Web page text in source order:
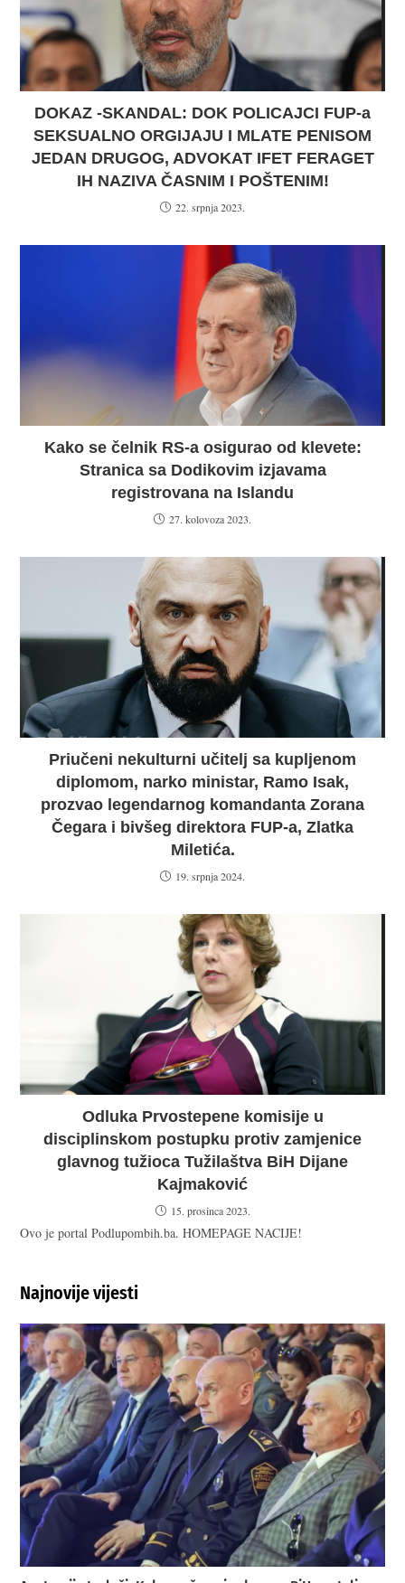
DOKAZ -SKANDAL: DOK POLICAJCI FUP-a
SEKSUALNO ORGIJAJU I MLATE PENISOM
JEDAN DRUGOG, ADVOKAT IFET FERAGET
IH NAZIVA ČASNIM I POŠTENIM!
22. srpnja 2023.
Kako se čelnik RS-a osigurao od klevete:
Stranica sa Dodikovim izjavama
registrovana na Islandu
27. kolovoza 2023.
Priučeni nekulturni učitelj sa kupljenom
diplomom, narko ministar, Ramo Isak,
prozvao legendarnog komandanta Zorana
Čegara i bivšeg direktora FUP-a, Zlatka
Miletića.
19. srpnja 2024.
Odluka Prvostepene komisije u
disciplinskom postupku protiv zamjenice
glavnog tužioca Tužilaštva BiH Dijane
Kajmaković
15. prosinca 2023.
Ovo je portal Podlupombih.ba. HOMEPAGE NACIJE!
Najnovije vijesti